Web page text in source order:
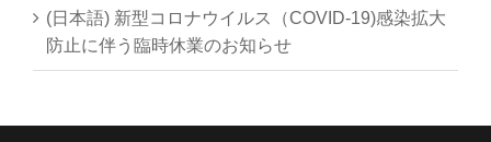
(日本語) 新型コロナウイルス（COVID-19)感染拡大
防止に伴う臨時休業のお知らせ